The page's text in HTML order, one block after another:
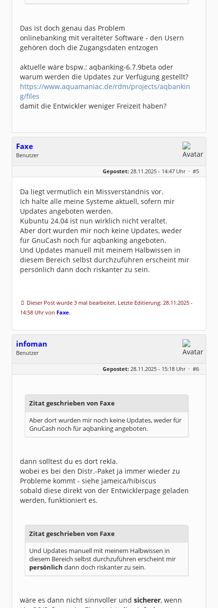
Das ist doch genau das Problem
onlinebanking mit veralteter Software - den Usern
gehören doch die Zugangsdaten entzogen
aktuelle wäre bspw.: aqbanking-6.7.9beta oder
warum werden die Updates zur Verfügung gestellt?
https://www.aquamaniac.de/rdm/projects/aqbankin
g/files
damit die Entwickler weniger Freizeit haben?
Faxe
Benutzer
Geschlecht:
keine Angabe
Dabei seit:
11 / 2025
Gepostet: 28.11.2025 - 14:47 Uhr · #5
Da liegt vermutlich ein Missverständnis vor.
Ich halte alle meine Systeme aktuell, sofern mir
Updates angeboten werden.
Kubuntu 24.04 ist nun wirklich nicht veraltet.
Aber dort wurden mir noch keine Updates, weder
für GnuCash noch für aqbanking angeboten.
Und Updates manuell mit meinem Halbwissen in
diesem Bereich selbst durchzuführen erscheint mir
persönlich dann doch riskanter zu sein.
Dieser Post wurde 3 mal bearbeitet. Letzte Editierung: 28.11.2025 -
14:58 Uhr von Faxe.
infoman
Benutzer
Dabei seit:
06 / 2008
Gepostet: 28.11.2025 - 15:18 Uhr · #6
Zitat geschrieben von Faxe
Aber dort wurden mir noch keine Updates, weder für
GnuCash noch für aqbanking angeboten.
dann solltest du es dort rekla.
wobei es bei den Distr.-Paket ja immer wieder zu
Probleme kommt - siehe jameica/hibiscus
sobald diese direkt von der Entwicklerpage geladen
werden, funktioniert es.
Zitat geschrieben von Faxe
Und Updates manuell mit meinem Halbwissen in
diesem Bereich selbst durchzuführen erscheint mir
persönlich dann doch riskanter zu sein.
wäre es dann nicht sinnvoller und sicherer, wenn